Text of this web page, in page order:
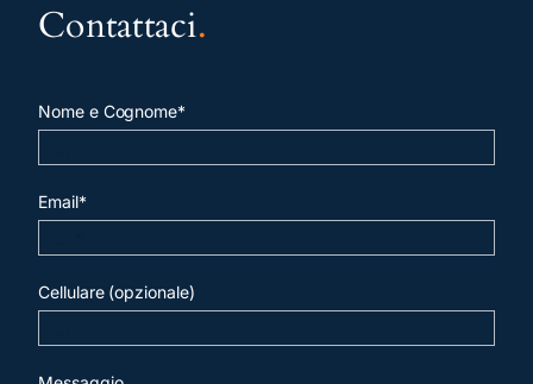
Contattaci.
Nome e Cognome*
Email*
Cellulare (opzionale)